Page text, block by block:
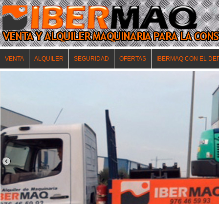
VENTA ALQUILER SEGURIDAD OFERTAS IBERMAQ CON EL